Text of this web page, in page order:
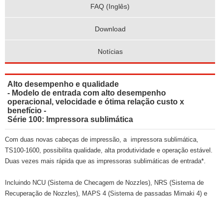
FAQ (Inglês)
Download
Notícias
Alto desempenho e qualidade
- Modelo de entrada com alto desempenho
operacional, velocidade e ótima relação custo x
benefício -
Série 100: Impressora sublimática
Com duas novas cabeças de impressão, a impressora sublimática,
TS100-1600, possibilita qualidade, alta produtividade e operação estável.
Duas vezes mais rápida que as impressoras sublimáticas de entrada*.
Incluindo NCU (Sistema de Checagem de Nozzles), NRS (Sistema de
Recuperação de Nozzles), MAPS 4 (Sistema de passadas Mimaki 4) e